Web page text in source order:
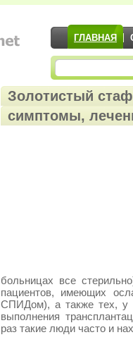
ГЛАВНАЯ
Золотистый
симптомы,
больницах все
пациентов, имеющих
СПИДом), а также тех, у
выполнения
раз такие люди часто и